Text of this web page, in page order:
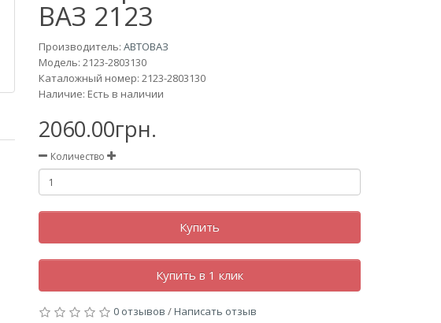
ВАЗ 2123
Производитель:АВТОВАЗ
Модель:2123-2803130
Каталожный номер: 2123-2803130
Наличие: Есть в наличии
2060.00грн.
Количество
Купить
Купить в 1 клик
0 отзывов /Написать отзыв